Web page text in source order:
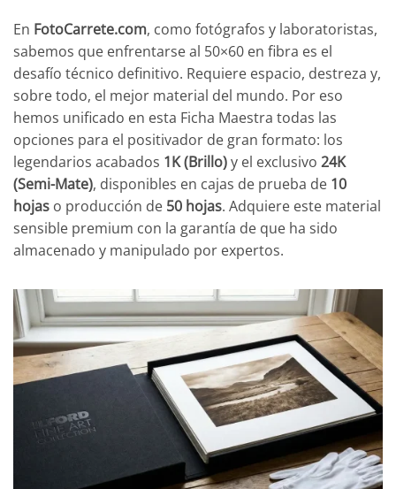
En FotoCarrete.com, como fotógrafos y laboratoristas,
sabemos que enfrentarse al 50×60 en fibra es el
desafío técnico definitivo. Requiere espacio, destreza y,
sobre todo, el mejor material del mundo. Por eso
hemos unificado en esta Ficha Maestra todas las
opciones para el positivador de gran formato: los
legendarios acabados 1K (Brillo)y el exclusivo 24K
(Semi-Mate), disponibles en cajas de prueba de 10
hojas o producción de 50 hojas. Adquiere este material
sensible premium con la garantía de que ha sido
almacenado y manipulado por expertos.